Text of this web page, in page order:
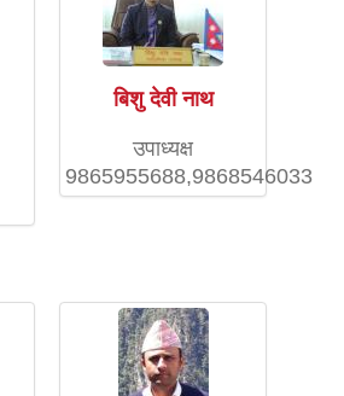
बिशु देवी नाथ
उपाध्यक्ष
9865955688,9868546033